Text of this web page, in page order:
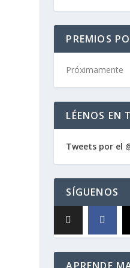
PREMIOS
Próximamente
LÉENOS EN
Tweets por el
SÍGUENOS